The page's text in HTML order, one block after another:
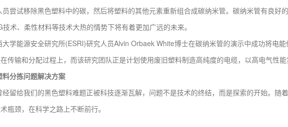
试移除黑色塑料中的碳，然后将塑料的其他元素重新组合成碳纳米管。碳纳米管有良好
术、柔性材料等技术大热的情势下将有着更加广远的未来。
能源安全研究所(ESRI)研究人员Alvin Orbaek White博士在碳纳米管的演示中成功将电能
传输和分配过程上，而该研究团队正是计划使用废旧塑料制造高纯度的电缆，以高电气性能
料分拣问题解决方案
给我们的黑色塑料难题正被科技逐渐瓦解，问题不是技术的终结，而是探索的开始。随
瓶颈，在科学之路上不断前行。